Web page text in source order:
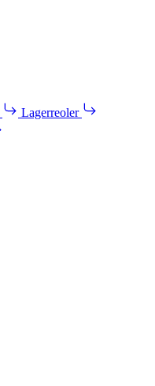
Lagerreoler